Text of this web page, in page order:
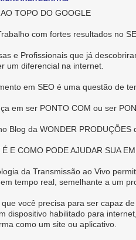
TOPO DO GOOGLE
com fortes resultados no
e Profissionais que já
um diferencial na internet.
em SEO é uma questão de
em ser PONTO COM ou ser
Blog da WONDER PRODUÇÕES
E COMO PODE AJUDAR SUA
da Transmissão ao Vivo
tempo real, semelhante a um
que você precisa para ser capaz
dispositivo habilitado para
como um site ou aplicativo.